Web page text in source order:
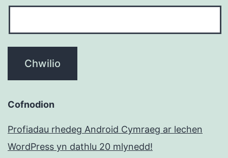
Cofnodion
Profiadau rhedeg Android Cymraeg ar lechen
WordPress yn dathlu 20 mlynedd!